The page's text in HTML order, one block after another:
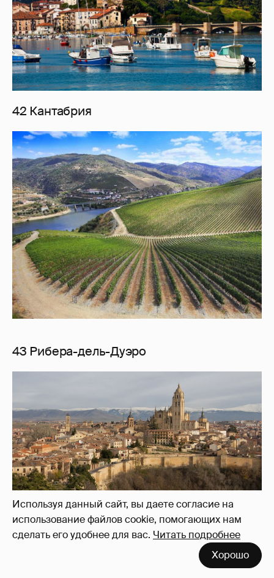
Используя данный сайт, вы даете согласие на
использование файлов cookie, помогающих нам
сделать его удобнее для вас. Читать подробнее
Хорошо
42 Кантабрия
43 Рибера-дель-Дуэро
44 Сеговия